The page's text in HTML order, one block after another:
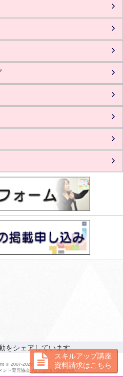
をシェアしています
スキルアップ講座
資料請求はこちら
© 2007-2026
ント育児協会 All Rights Reserved.